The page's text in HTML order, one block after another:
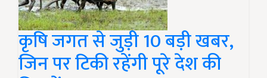
कृषि जगत से जुड़ी 10 बड़ी खबर,
जिन पर टिकी रहेंगी पूरे देश की